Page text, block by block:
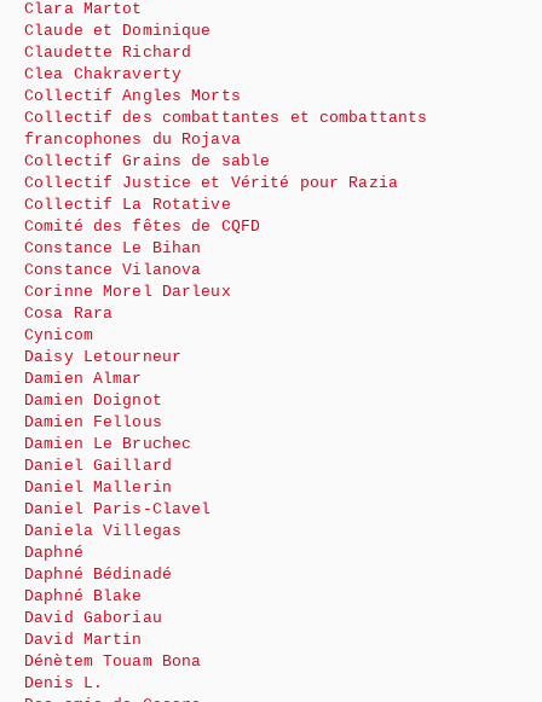
Clara Martot
Claude et Dominique
Claudette Richard
Clea Chakraverty
Collectif Angles Morts
Collectif des combattantes et combattants
francophones du Rojava
Collectif Grains de sable
Collectif Justice et Vérité pour Razia
Collectif La Rotative
Comité des fêtes de CQFD
Constance Le Bihan
Constance Vilanova
Corinne Morel Darleux
Cosa Rara
Cynicom
Daisy Letourneur
Damien Almar
Damien Doignot
Damien Fellous
Damien Le Bruchec
Daniel Gaillard
Daniel Mallerin
Daniel Paris-Clavel
Daniela Villegas
Daphné
Daphné Bédinadé
Daphné Blake
David Gaboriau
David Martin
Dénètem Touam Bona
Denis L.